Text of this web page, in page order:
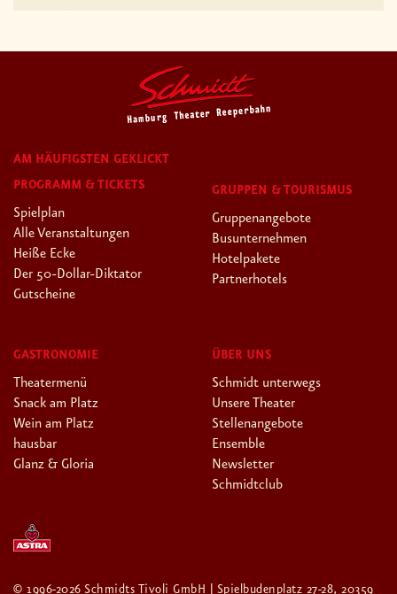
AM HÄUFIGSTEN GEKLICKT
PROGRAMM & TICKETS
Spielplan
Alle Veranstaltungen
Heiße Ecke
Der 50-Dollar-Diktator
Gutscheine
GRUPPEN & TOURISMUS
Gruppenangebote
Busunternehmen
Hotelpakete
Partnerhotels
GASTRONOMIE
Theatermenü
Snack am Platz
Wein am Platz
hausbar
Glanz & Gloria
ÜBER UNS
Schmidt unterwegs
Unsere Theater
Stellenangebote
Ensemble
Newsletter
Schmidtclub
© 1996-2026 Schmidts Tivoli GmbH | Spielbudenplatz 27-28, 20359